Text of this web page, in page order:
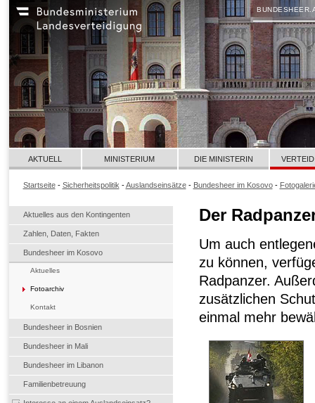
Aktuelles aus den Kontingenten
Zahlen, Daten, Fakten
Bundesheer im Kosovo
Aktuelles
Fotoarchiv
Kontakt
Bundesheer in Bosnien
Bundesheer in Mali
Bundesheer im Libanon
Familienbetreuung
AKTUELL MINISTERIUM DIE MINISTERIN
Startseite- Sicherheitspolitik -Auslandseinsätze- Bundesheer im Kosovo-
Der
Um auch
zu können,
Radpanzer.
zusätzlichen
einmal mehr